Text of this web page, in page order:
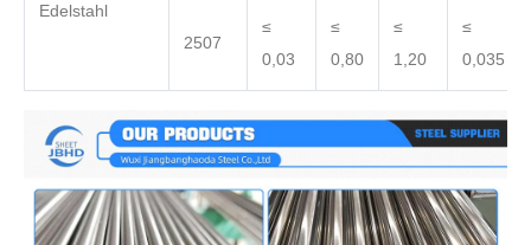
Edelstahl
2507
≤
0,03
≤
0,80
≤
1,20
≤
0,035